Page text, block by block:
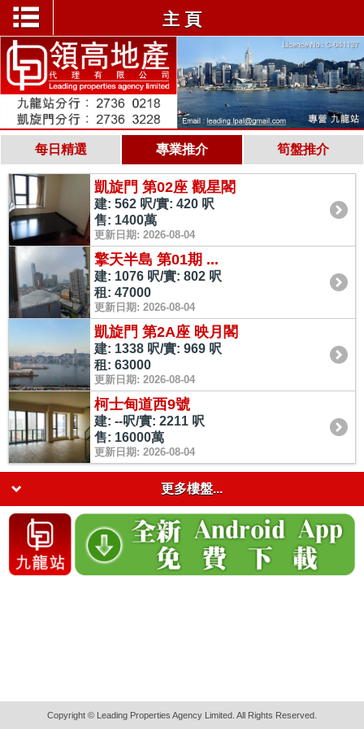
主 頁
每日精選 專業推介 筍盤推介
凱旋門 第02座 觀星閣
建: 562 呎/實: 420 呎
售: 1400萬
更新日期: 2026-08-04
擎天半島 第01期 ...
建: 1076 呎/實: 802 呎
租: 47000
更新日期: 2026-08-04
凱旋門 第2A座 映月閣
建: 1338 呎/實: 969 呎
租: 63000
更新日期: 2026-08-04
柯士甸道西9號
建: --呎/實: 2211 呎
售: 16000萬
更新日期: 2026-08-04
更多樓盤...
Copyright © Leading Properties Agency Limited. All Rights Reserved.